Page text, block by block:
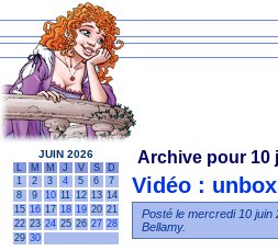
JUIN 2026
L M M J V S
D
1
2 3 4 5 6
7
8
9 10 11 12 13 14
15 16 17 18 19 20 21
22 23 24 25 26 27 28
29 30
Archive pour 10
Vidéo :
Posté le mercredi 10 juin
Bellamy.